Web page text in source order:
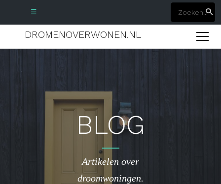
☰
DROMENOVERWONEN.NL
BLOG
Artikelen over
droomwoningen.